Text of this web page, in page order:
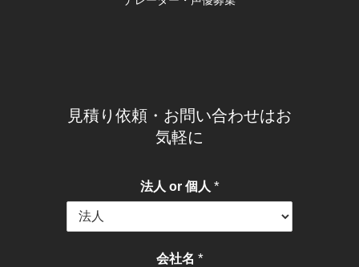
見積り依頼・お問い合わせはお
気軽に
法人 or 個人 *
会社名 *